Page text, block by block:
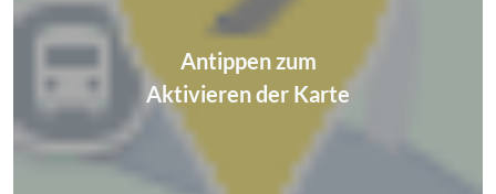
Antippen zum
Aktivieren der Karte